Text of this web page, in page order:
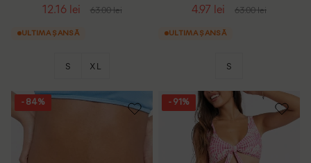
12.16 lei 63.00 lei
ULTIMA ȘANSĂ
S XL
4.97 lei 63.00 lei
ULTIMA ȘANSĂ
S
- 84% - 91%